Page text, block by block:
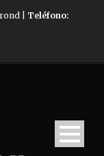
| Teléfono: